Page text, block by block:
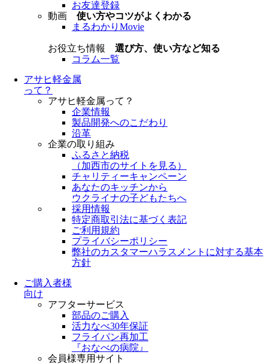
お友達登録
動画 使い方やコツがよくわかる
まるわかりMovie
お役立ち情報 選び方、使い方など知る
コラム一覧
アサヒ軽金属
って？
アサヒ軽金属って？
企業情報
製品開発へのこだわり
沿革
企業の取り組み
ふるさと納税
（加西市のサイトを見る ）
チャリティーキャンペーン
あなたのキッチンから
ウクライナの子どもたちへ
採用情報
特定商取引法に基づく表記
ご利用規約
プライバシーポリシー
弊社のカスタマーハラスメントに対する基本
方針
ご購入者様
向け
アフターサービス
部品のご購入
活力なべ30年保証
フライパン再加工
『おなべの病院』
会員様専用サイト